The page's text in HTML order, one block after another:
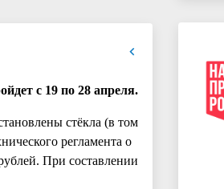
с 19 по 28 апреля.
стёкла (в том
регламента о
При составлении